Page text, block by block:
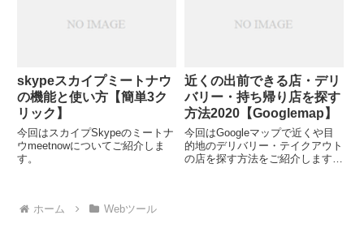
skypeスカイプミートナウ
の機能と使い方【簡単3ク
リック】
今回はスカイプSkypeのミートナ
ウmeetnowについてご紹介しま
す。
近くの出前できる店・デリ
バリー・持ち帰り店を探す
方法2020【Googlemap】
今回はGoogleマップで近くや目
的地のデリバリー・テイクアウト
の店を探す方法をご紹介します。
ホーム Webツール